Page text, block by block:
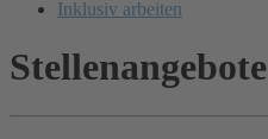
Inklusiv arbeiten
Stellenangebote